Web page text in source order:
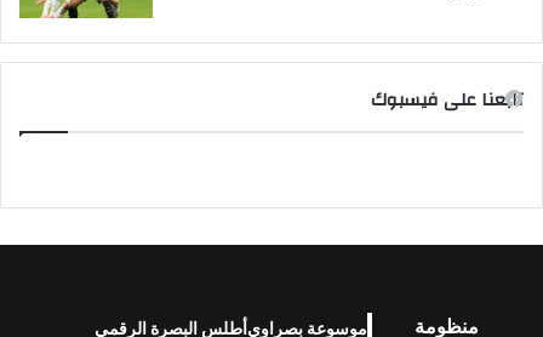
تابعنا على فيسبوك
منظومة
موسوعة بصراويأطلس البصرة الرقمي